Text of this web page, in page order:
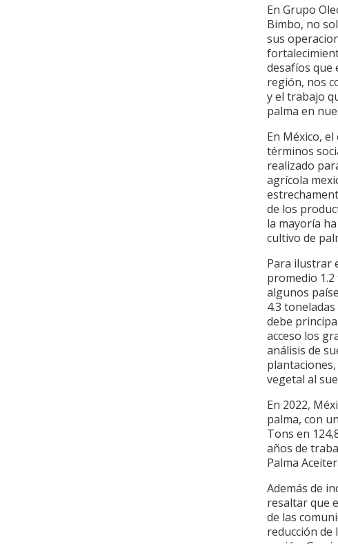
En Grupo
Bimbo, no
sus
desafíos que
región, nos
y el trabajo
palma en
En México,
términos
realizado
agrícola
de los
la mayoría
cultivo de
Para ilustrar
promedio
algunos
4.3
debe
acceso los
análisis de
vegetal al
En 2022,
palma, con
Tons en
años de
Palma
Además de
resaltar que
de las
reducción de